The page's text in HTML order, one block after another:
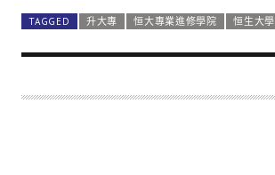
TAGGED 升大專 恒大專業進修學院 恒生大學